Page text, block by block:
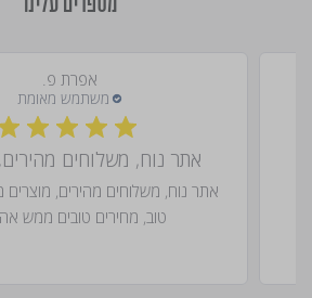
אפרת פ.
אתר נוח, משלוחים
אתר נוח, משלוחים מהירים, מוצרים
טוב, מחירים טובים ממש